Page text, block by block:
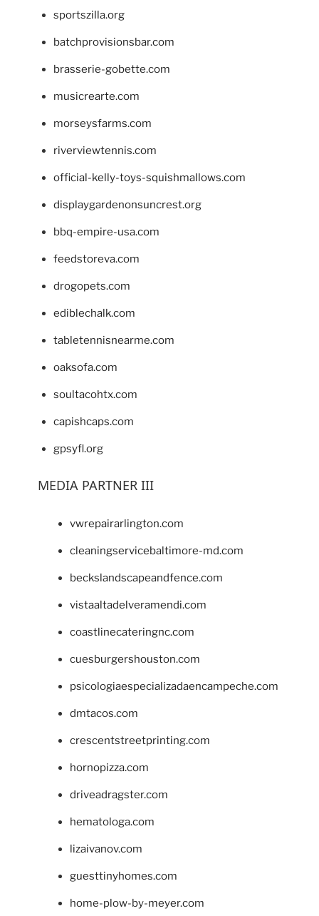
sportszilla.org
batchprovisionsbar.com
brasserie-gobette.com
musicrearte.com
morseysfarms.com
riverviewtennis.com
official-kelly-toys-squishmallows.com
displaygardenonsuncrest.org
bbq-empire-usa.com
feedstoreva.com
drogopets.com
ediblechalk.com
tabletennisnearme.com
oaksofa.com
soultacohtx.com
capishcaps.com
gpsyfl.org
MEDIA PARTNER III
vwrepairarlington.com
cleaningservicebaltimore-md.com
beckslandscapeandfence.com
vistaaltadelveramendi.com
coastlinecateringnc.com
cuesburgershouston.com
psicologiaespecializadaencampeche.com
dmtacos.com
crescentstreetprinting.com
hornopizza.com
driveadragster.com
hematologa.com
lizaivanov.com
guesttinyhomes.com
home-plow-by-meyer.com